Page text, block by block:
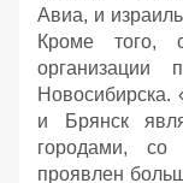
Авиа, и
Кроме того,
организации
Новосибирска.
и Брянск
городами, со
проявлен